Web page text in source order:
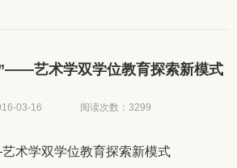
艺术学双学位教育探索新模式
03-16 阅读次数： 3299
术学双学位教育探索新模式